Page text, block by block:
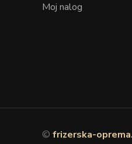
Moj nalog
© frizerska-